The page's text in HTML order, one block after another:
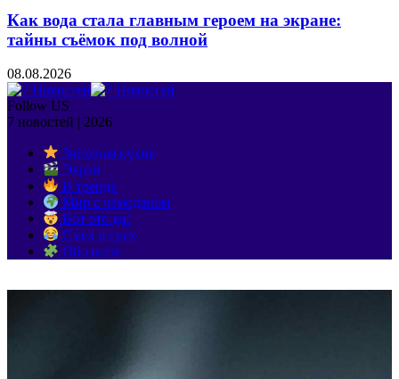
Как вода стала главным героем на экране:
тайны съёмок под волной
08.08.2026
Follow US
7 новостей | 2026
Звёздная кухня
Экран
В тренде
Мир с чемоданом
Вот это да!
Смех и грех
Обо всём